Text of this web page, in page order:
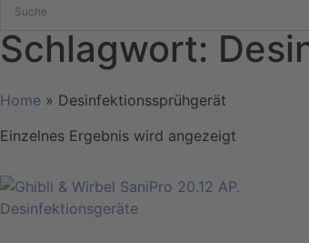
Schlagwort:
Home » Desinfektionssprühgerät
Einzelnes Ergebnis wird angezeigt